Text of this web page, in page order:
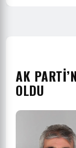
AK
OLDU